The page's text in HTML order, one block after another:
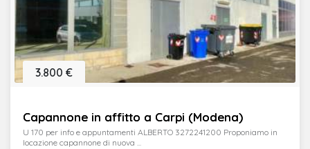
Capannone in affitto a Carpi (Modena)
3.800 €
U 170 per info e appuntamenti ALBERTO 3272241200 Proponiamo in
locazione capannone di nuova ...